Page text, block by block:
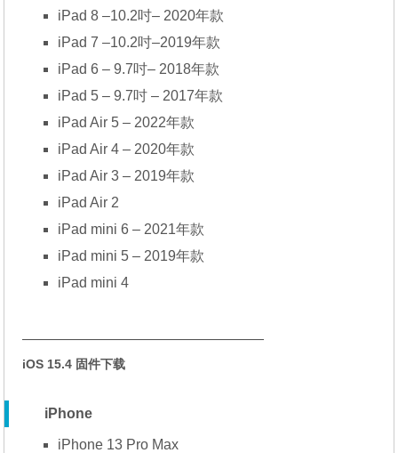
iPad 8 –10.2吋– 2020年款
iPad 7 –10.2吋–2019年款
iPad 6 – 9.7吋– 2018年款
iPad 5 – 9.7吋 – 2017年款
iPad Air 5 – 2022年款
iPad Air 4 – 2020年款
iPad Air 3 – 2019年款
iPad Air 2
iPad mini 6 – 2021年款
iPad mini 5 – 2019年款
iPad mini 4
—————————————————
iOS 15.4 固件下载
iPhone
iPhone 13 Pro Max